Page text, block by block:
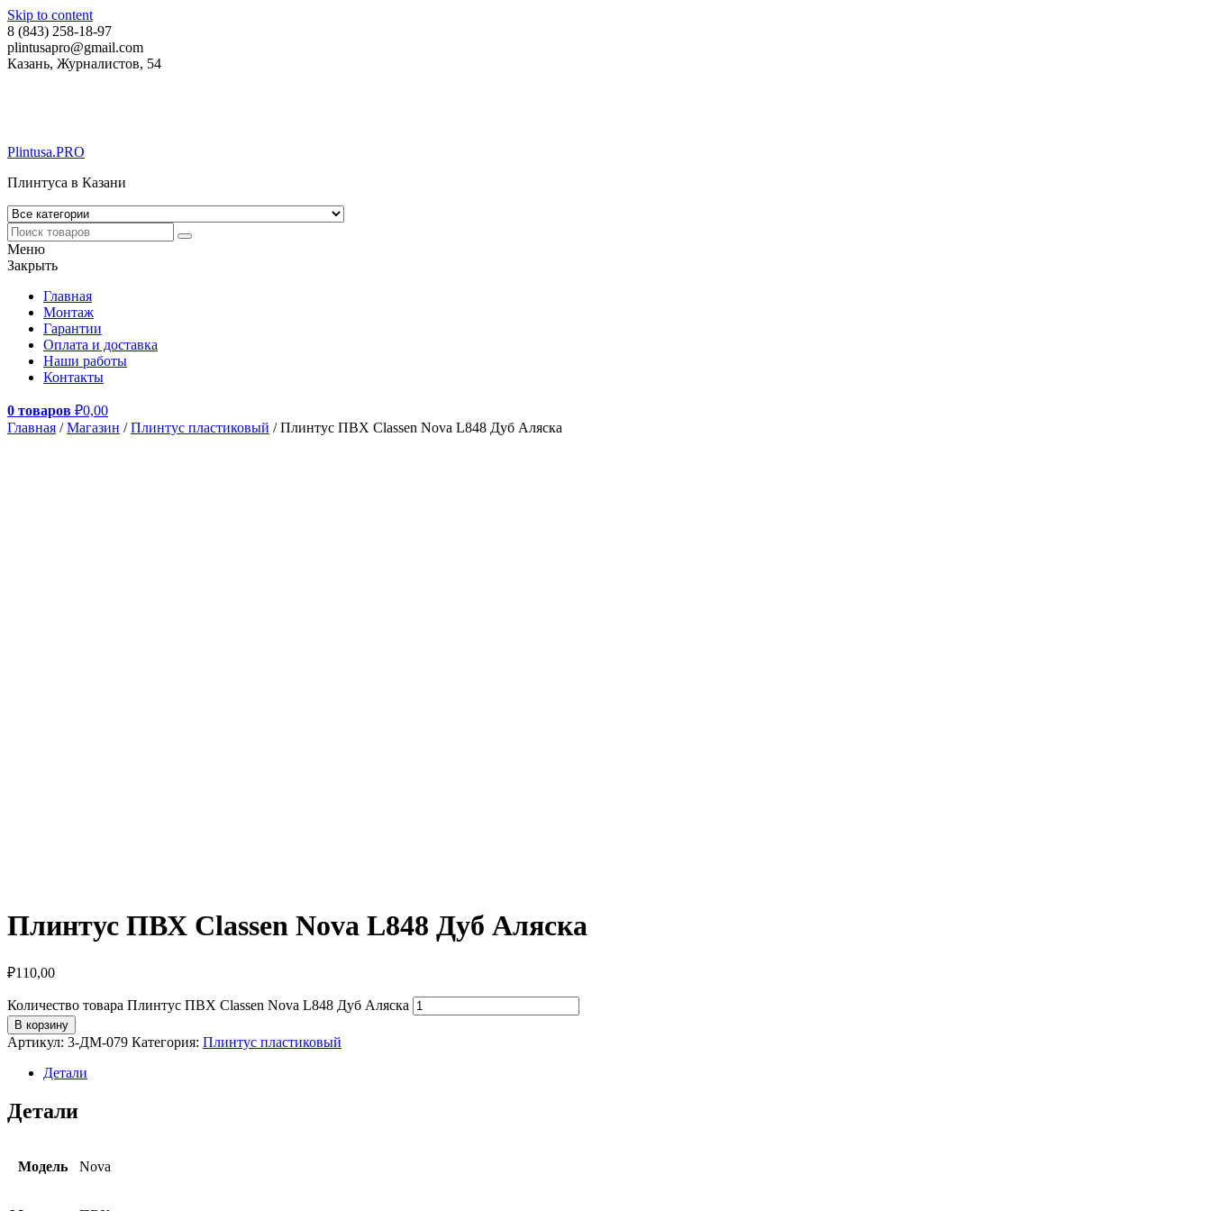
Skip to content
8 (843) 258-18-97
plintusapro@gmail.com
Казань, Журналистов, 54
Plintusa.PRO
Плинтуса в Казани
Меню
Закрыть
Главная
Монтаж
Гарантии
Оплата и доставка
Наши работы
Контакты
0 товаров ₽0,00
Главная /Магазин /Плинтус пластиковый / Плинтус ПВХ Classen Nova L848 Дуб Аляска
Плинтус ПВХ Classen Nova L848 Дуб Аляска
₽110,00
Количество товара Плинтус ПВХ Classen Nova L848 Дуб Аляска
В корзину
Артикул: 3-ДМ-079 Категория: Плинтус пластиковый
Детали
Детали
Модель Nova